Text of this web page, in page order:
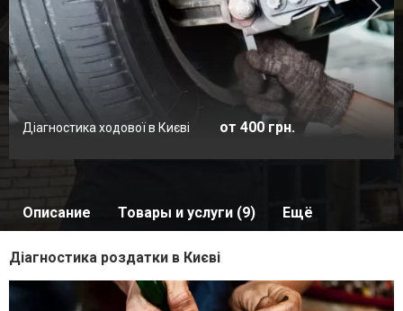
Діагностика ходової в Києві от 400 грн.
Описание Товары и услуги (9) Ещё
Діагностика роздатки в Києві